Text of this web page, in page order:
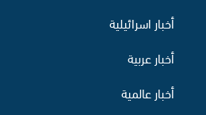
أخبار اسرائيلية
أخبار عربية
أخبار عالمية